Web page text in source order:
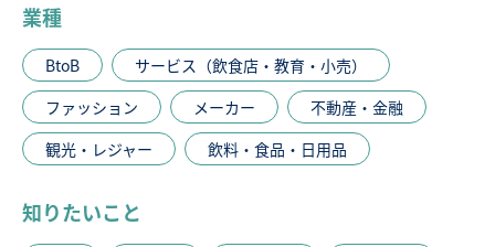
業種
BtoB
サービス（飲食店・教育・小売）
ファッション
メーカー
不動産・金融
観光・レジャー
飲料・食品・日用品
知りたいこと